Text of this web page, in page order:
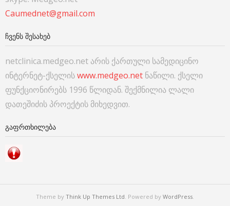
Caumednet@gmail.com
ᲩᲕᲔᲜᲡ ᲨᲔᲡᲐᲮᲔᲑ
netclinica.medgeo.net არის ქართული სამედიცინო
ინტერნეტ-ქსელისwww.medgeo.net ნაწილი. ქსელი
ფუნქციონირებს 1996 წლიდან. შექმნილია ლალი
დათეშიძის პროექტის მიხედვით.
ᲒᲐᲤᲠᲗᲮᲘᲚᲔᲑᲐ
Theme by Think Up Themes Ltd. Powered by WordPress.